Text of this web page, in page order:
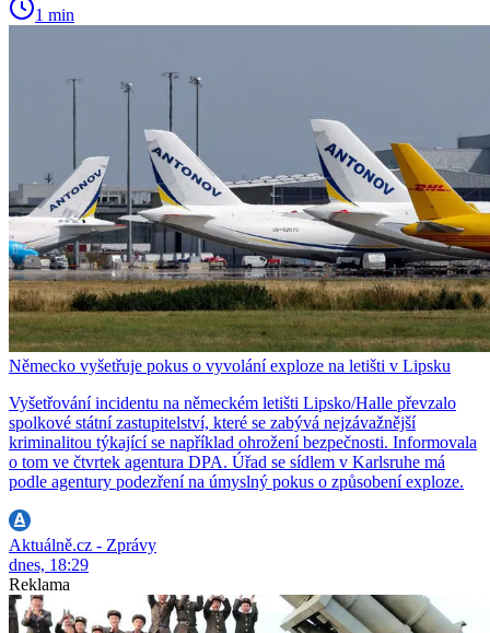
1 min
Německo vyšetřuje pokus o vyvolání exploze na letišti v Lipsku
Vyšetřování incidentu na německém letišti Lipsko/Halle převzalo
spolkové státní zastupitelství, které se zabývá nejzávažnější
kriminalitou týkající se například ohrožení bezpečnosti. Informovala
o tom ve čtvrtek agentura DPA. Úřad se sídlem v Karlsruhe má
podle agentury podezření na úmyslný pokus o způsobení exploze.
Aktuálně.cz - Zprávy
dnes, 18:29
Reklama